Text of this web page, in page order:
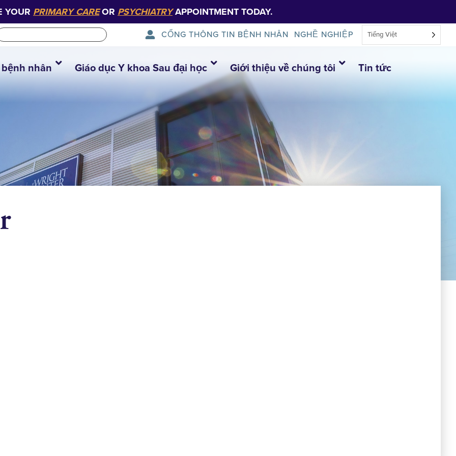
YOUR PRIMARY CAREOR PSYCHIATRYAPPOINTMENT TODAY.
CỔNG THÔNG TIN BỆNH NHÂN NGHỀ NGHIỆP Tiếng Việt
nhân Giáo dục Y khoa Sau đại học Giới thiệu về chúng tôi Tin tức